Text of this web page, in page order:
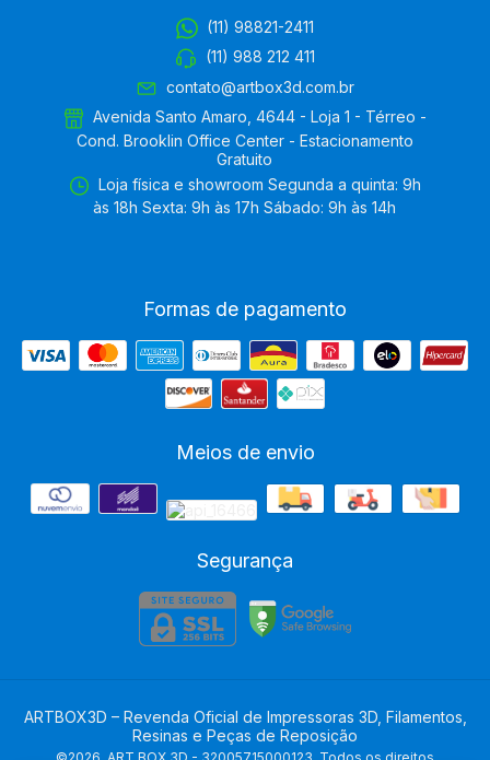
(11) 98821-2411
(11) 988 212 411
contato@artbox3d.com.br
Avenida Santo Amaro, 4644 - Loja 1 - Térreo -
Cond. Brooklin Office Center - Estacionamento
Gratuito
Loja física e showroom Segunda a quinta: 9h
às 18h Sexta: 9h às 17h Sábado: 9h às 14h
Formas de pagamento
Meios de envio
Segurança
ARTBOX3D – Revenda Oficial de Impressoras 3D, Filamentos,
Resinas e Peças de Reposição